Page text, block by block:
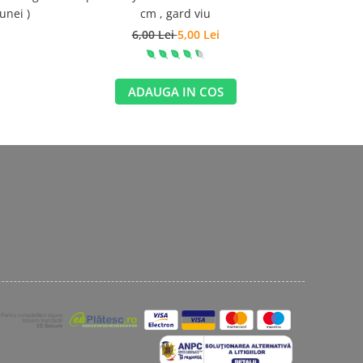
)
cm , gard viu
6,00 Lei5,00 Lei
ADAUGA IN COS